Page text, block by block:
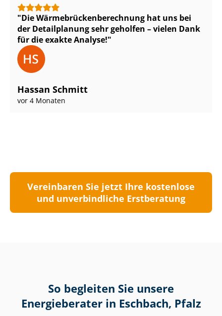
Die Wär­me­brü­cken­be­rech­nung hat uns bei
der Detailplanung sehr geholfen – vielen Dank
für die exakte Analyse!
Hassan Schmitt
vor 4 Monaten
Vereinbaren Sie jetzt Ihre kostenlose
und unverbindliche Erstberatung
So begleiten Sie unsere
Energieberater in Eschbach, Pfalz